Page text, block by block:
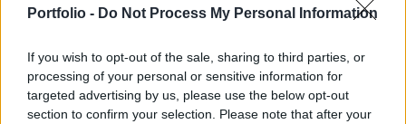
Portfolio - Do Not Process My Personal Information
If you wish to opt-out of the sale, sharing to third parties, or
processing of your personal or sensitive information for
targeted advertising by us, please use the below opt-out
section to confirm your selection. Please note that after your
2004. augusztus 12. 09:41
199 millió forintos nettó eredményről számolt be a
2. negyedévben az Antenna Hungária. A
privatizáció előtt álló műsorterjesztő érezhetően